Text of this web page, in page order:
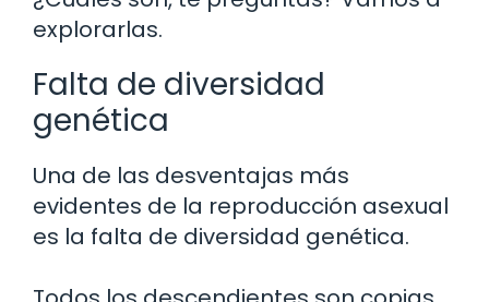
explorarlas.
Falta de diversidad
genética
Una de las desventajas más
evidentes de la reproducción asexual
es la falta de diversidad genética.